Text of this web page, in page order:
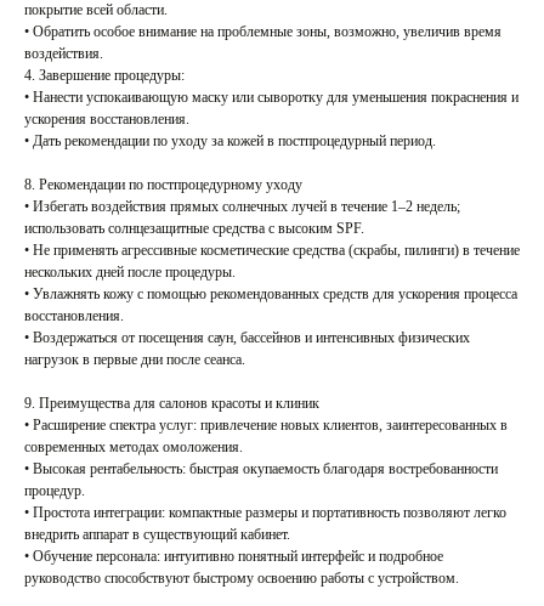
покрытие всей области.
• Обратить особое внимание на проблемные зоны, возможно, увеличив время
воздействия.
4. Завершение процедуры:
• Нанести успокаивающую маску или сыворотку для уменьшения покраснения и
ускорения восстановления.
• Дать рекомендации по уходу за кожей в постпроцедурный период.
8. Рекомендации по постпроцедурному уходу
• Избегать воздействия прямых солнечных лучей в течение 1–2 недель;
использовать солнцезащитные средства с высоким SPF.
• Не применять агрессивные косметические средства (скрабы, пилинги) в течение
нескольких дней после процедуры.
• Увлажнять кожу с помощью рекомендованных средств для ускорения процесса
восстановления.
• Воздержаться от посещения саун, бассейнов и интенсивных физических
нагрузок в первые дни после сеанса.
9. Преимущества для салонов красоты и клиник
• Расширение спектра услуг: привлечение новых клиентов, заинтересованных в
современных методах омоложения.
• Высокая рентабельность: быстрая окупаемость благодаря востребованности
процедур.
• Простота интеграции: компактные размеры и портативность позволяют легко
внедрить аппарат в существующий кабинет.
• Обучение персонала: интуитивно понятный интерфейс и подробное
руководство способствуют быстрому освоению работы с устройством.